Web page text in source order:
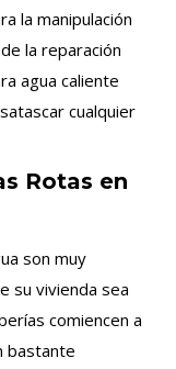
la manipulación
la reparación
agua caliente
cualquier
Rotas en
son muy
su vivienda sea
comiencen a
bastante